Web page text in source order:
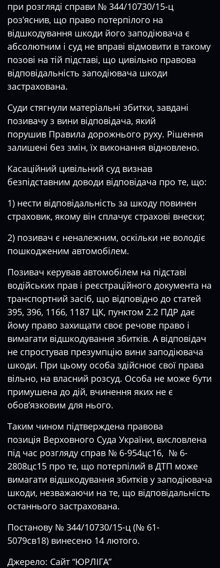
при розгляді справи № 344/10730/15-ц
роз’яснив, що право потерпілого на
відшкодування шкоди його заподіювача є
абсолютним і суд не вправі відмовити в такому
позові на тій підставі, що цивільно правова
відповідальність заподіювача шкоди
застрахована.
Суди стягнули матеріальні збитки, завдані
позивачу з вини відповідача, який
порушив Правила дорожнього руху. Рішення
залишені без змін, їх виконання відновлено.
Касаційний цивільний суд визнав
безпідставним доводи відповідача про те, що:
1) нести відповідальність за шкоду повинен
страховик, якому він сплачує страхові внески;
2) позивач є неналежним, оскільки не володіє
пошкодженим автомобілем.
Позивач керував автомобілем на підставі
водійських прав і реєстраційного документа на
транспортний засіб, що відповідно до статей
395, 396, 1166, 1187 ЦК, пунктом 2.2 ПДР дає
йому право захищати своє речове право і
вимагати відшкодування збитків. А відповідач
не спростував презумпцію вини заподіювача
шкоди. При цьому особа здійснює свої права
вільно, на власний розсуд. Особа не може бути
примушена до дій, вчинення яких не є
обов’язковим для нього.
Таким чином підтверждена правова
позиція Верховного Суда України, висловлена
під час розгляду справ № 6-954цс16, № 6-
2808цс15 про те, що потерпілий в ДТП може
вимагати відшкодування збитків у заподіювача
шкоди, незважаючи на те, що відповідальність
останнього застрахована.
Постанову № 344/10730/15-ц (№ 61-
5079св18) винесено 14 лютого.
Джерело: Сайт “ЮРЛІГА”